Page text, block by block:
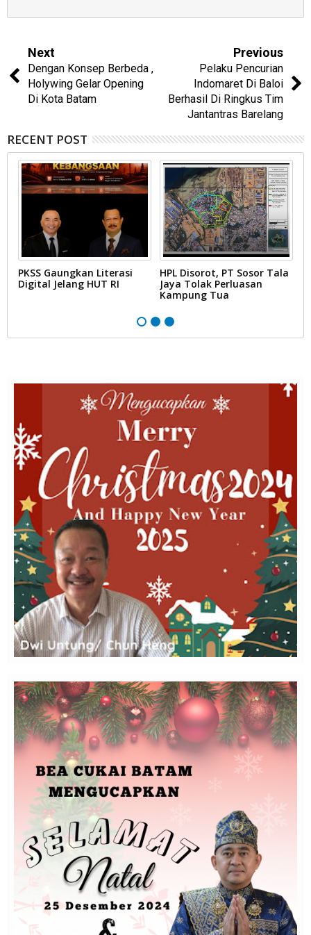
Next
Dengan Konsep Berbeda ,
Holywing Gelar Opening
Di Kota Batam
Previous
Pelaku Pencurian
Indomaret Di Baloi
Berhasil Di Ringkus Tim
Jantantras Barelang
RECENT POST
PKSS Gaungkan Literasi
Digital Jelang HUT RI
HPL Disorot, PT Sosor Tala
Jaya Tolak Perluasan
Kampung Tua